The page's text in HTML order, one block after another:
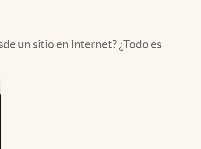
un sitio en Internet? ¿Todo es